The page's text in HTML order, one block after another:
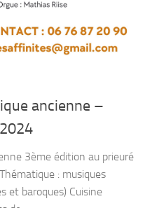
ancienne –
3ème édition au prieuré
: musiques
et baroques) Cuisine